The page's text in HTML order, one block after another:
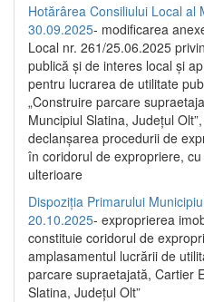
Hotărârea Consiliului Local al
30.09.2025- modificarea
Local nr. 261/25.06.2025
publică şi de interes local şi
pentru lucrarea de utilitate
„Construire parcare
Muncipiul Slatina, Judeţul
declanşarea procedurii de
în coridorul de expropriere,
ulterioare
Dispoziția Primarului
20.10.2025- exproprierea
constituie coridorul de
amplasamentul lucrării de
parcare supraetajată, Cartier
Slatina, Județul Olt”